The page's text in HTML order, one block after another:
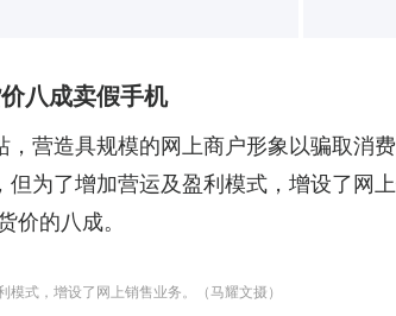
八成卖假手机
营造具规模的网上商户形象以骗取消
为了增加营运及盈利模式，增设了网
价的八成。
式，增设了网上销售业务。（马耀文摄）